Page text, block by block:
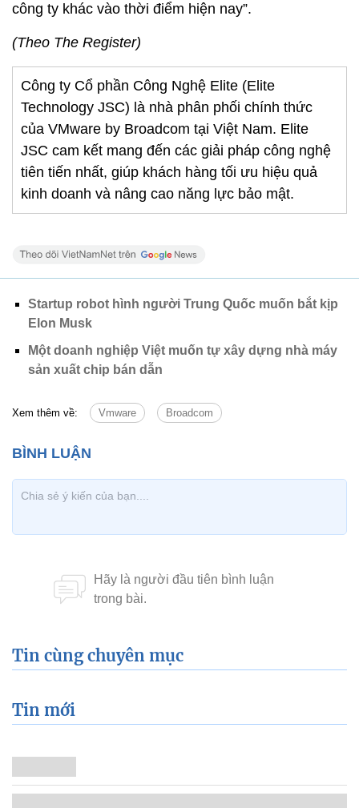
công ty khác vào thời điểm hiện nay”.
(Theo The Register)
Công ty Cổ phần Công Nghệ Elite (Elite
Technology JSC) là nhà phân phối chính thức
của VMware by Broadcom tại Việt Nam. Elite
JSC cam kết mang đến các giải pháp công nghệ
tiên tiến nhất, giúp khách hàng tối ưu hiệu quả
kinh doanh và nâng cao năng lực bảo mật.
Startup robot hình người Trung Quốc muốn bắt kịp
Elon Musk
Một doanh nghiệp Việt muốn tự xây dựng nhà máy
sản xuất chip bán dẫn
Xem thêm về: Vmware Broadcom
Tin cùng chuyên mục
Tin mới